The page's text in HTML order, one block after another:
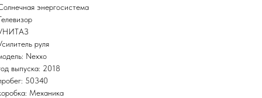
энергосистема
руля
Nexxo
выпуска: 2018
50340
Механика